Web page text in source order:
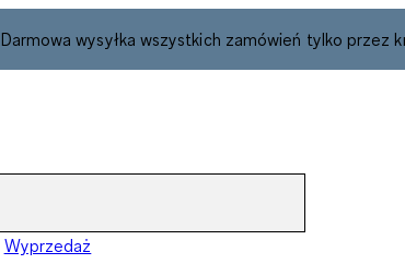
Darmowa wysyłka wszystkich zamówień tylko przez
Wyprzedaż